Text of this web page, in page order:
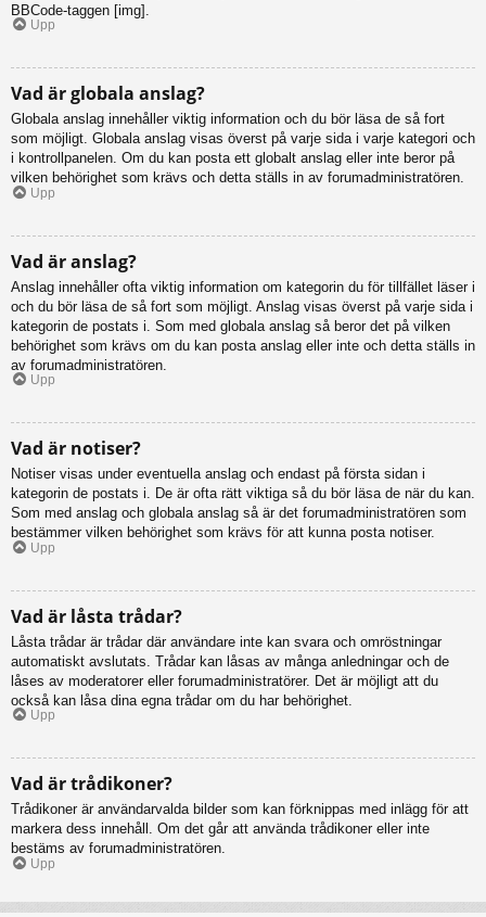
BBCode-taggen [img].
Upp
Vad är globala anslag?
Globala anslag innehåller viktig information och du bör läsa de så fort
som möjligt. Globala anslag visas överst på varje sida i varje kategori och
i kontrollpanelen. Om du kan posta ett globalt anslag eller inte beror på
vilken behörighet som krävs och detta ställs in av forumadministratören.
Upp
Vad är anslag?
Anslag innehåller ofta viktig information om kategorin du för tillfället läser i
och du bör läsa de så fort som möjligt. Anslag visas överst på varje sida i
kategorin de postats i. Som med globala anslag så beror det på vilken
behörighet som krävs om du kan posta anslag eller inte och detta ställs in
av forumadministratören.
Upp
Vad är notiser?
Notiser visas under eventuella anslag och endast på första sidan i
kategorin de postats i. De är ofta rätt viktiga så du bör läsa de när du kan.
Som med anslag och globala anslag så är det forumadministratören som
bestämmer vilken behörighet som krävs för att kunna posta notiser.
Upp
Vad är låsta trådar?
Låsta trådar är trådar där användare inte kan svara och omröstningar
automatiskt avslutats. Trådar kan låsas av många anledningar och de
låses av moderatorer eller forumadministratörer. Det är möjligt att du
också kan låsa dina egna trådar om du har behörighet.
Upp
Vad är trådikoner?
Trådikoner är användarvalda bilder som kan förknippas med inlägg för att
markera dess innehåll. Om det går att använda trådikoner eller inte
bestäms av forumadministratören.
Upp